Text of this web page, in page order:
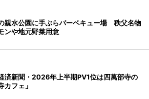
親水公園に手ぶらバーベキュー場 秩父名物
ンや地元野菜用意
済新聞・2026年上半期PV1位は四萬部寺の
カフェ」